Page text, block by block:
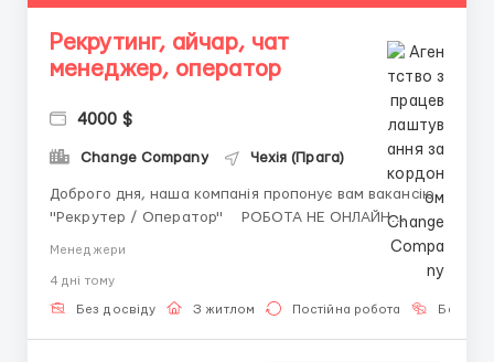
Рекрутинг, айчар, чат
менеджер, оператор
4000 $
Change Company Чехія (Прага)
Доброго дня, наша компанія пропонує вам вакансію
"Рекрутер / Оператор" РОБОТА НЕ ОНЛАЙН
Розглянемо людей так само без досвіду роботи,
знаходитесь в іншому місті чи країні, ми
оплачуємо вам переїзд, щоб ви працювали у ...
Менеджери
4 днi тому
Без досвіду З житлом Постійна робота Без